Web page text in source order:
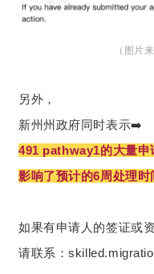
（图片
另外，
新州州政府同时表示➡️
491 pathway1的大量申
影响了预计的6周处理时
如果有申请人的签证或
请联系：